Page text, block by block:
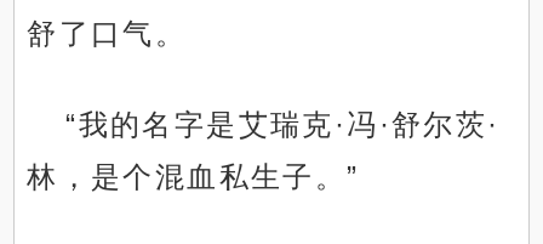
舒了口气。
“我的名字是艾瑞克·冯·舒尔茨·
林，是个混血私生子。”